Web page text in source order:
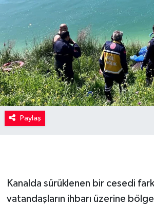
Paylaş
Kanalda sürüklenen bir cesedi
vatandaşların ihbarı üzerine